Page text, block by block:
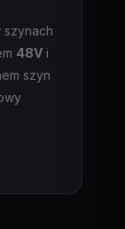
szynach
48V i
szyn